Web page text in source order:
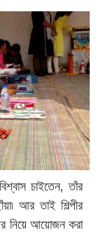
চাইতেন, তাঁর
আর তাই শিল্পীর
নিয়ে আয়োজন করা